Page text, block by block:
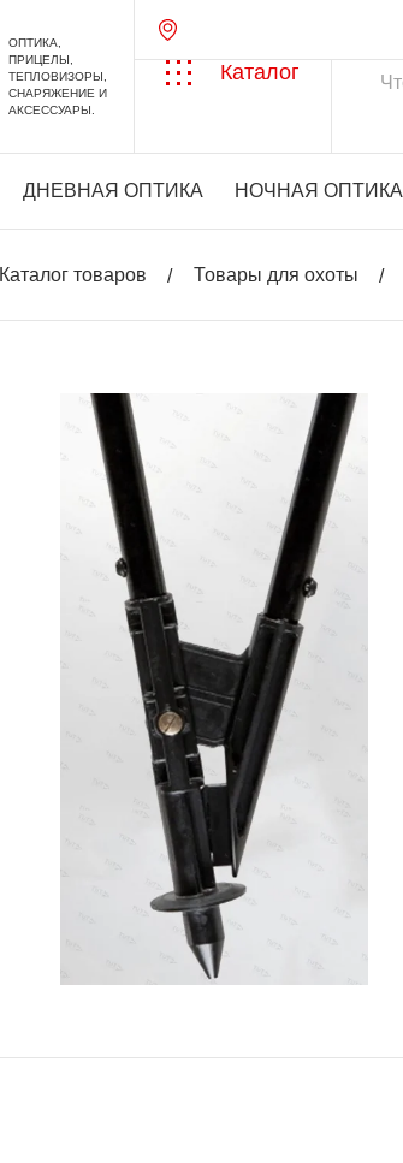
ОПТИКА,
ПРИЦЕЛЫ,
ТЕПЛОВИЗОРЫ,
СНАРЯЖЕНИЕ И
АКСЕССУАРЫ.
Каталог
ДНЕВНАЯ ОПТИКА НОЧНАЯ ОПТИКА
Каталог товаров Товары для охоты